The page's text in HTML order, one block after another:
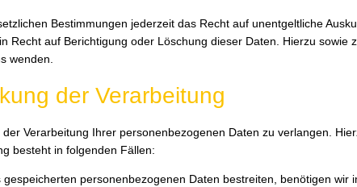
Bestimmungen jederzeit das Recht auf unentgeltliche
Recht auf Berichtigung oder Löschung dieser Daten. Hierzu
wenden.
der Verarbeitung
Verarbeitung Ihrer personenbezogenen Daten zu verlangen.
besteht in folgenden Fällen:
personenbezogenen Daten bestreiten, benötigen